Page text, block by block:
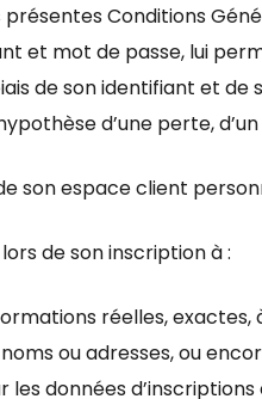
présentes Conditions
et mot de passe, lui
de son identifiant et de
d’une perte,
son espace client
de son inscription à :
réelles,
ou adresses, ou
les données